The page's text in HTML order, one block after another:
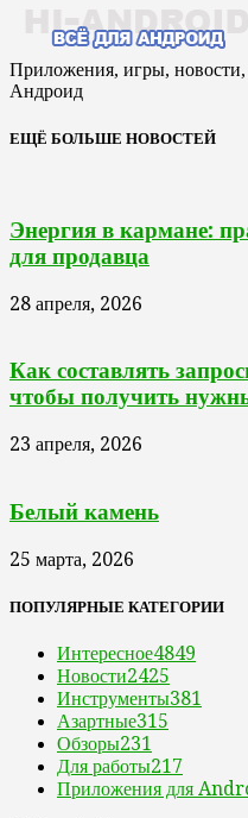
Приложения, игры, новости,
Андроид
ЕЩЁ БОЛЬШЕ НОВОСТЕЙ
Энергия в кармане:
для продавца
28 апреля, 2026
Как составлять
чтобы получить
23 апреля, 2026
Белый камень
25 марта, 2026
ПОПУЛЯРНЫЕ КАТЕГОРИИ
Интересное4849
Новости2425
Инструменты381
Азартные315
Обзоры231
Для работы217
Приложения для